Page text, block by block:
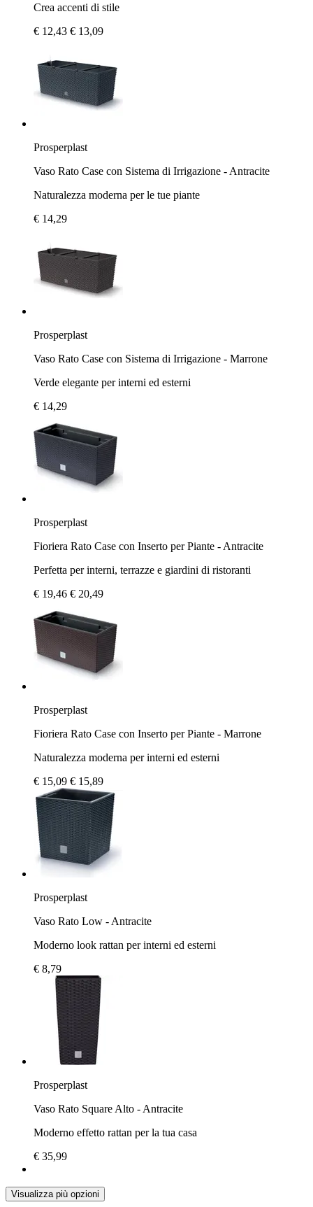
Crea accenti di stile
€ 12,43 € 13,09
Prosperplast
Vaso Rato Case con Sistema di Irrigazione - Antracite
Naturalezza moderna per le tue piante
€ 14,29
Prosperplast
Vaso Rato Case con Sistema di Irrigazione - Marrone
Verde elegante per interni ed esterni
€ 14,29
Prosperplast
Fioriera Rato Case con Inserto per Piante - Antracite
Perfetta per interni, terrazze e giardini di ristoranti
€ 19,46 € 20,49
Prosperplast
Fioriera Rato Case con Inserto per Piante - Marrone
Naturalezza moderna per interni ed esterni
€ 15,09 € 15,89
Prosperplast
Vaso Rato Low - Antracite
Moderno look rattan per interni ed esterni
€ 8,79
Prosperplast
Vaso Rato Square Alto - Antracite
Moderno effetto rattan per la tua casa
€ 35,99
Visualizza più opzioni